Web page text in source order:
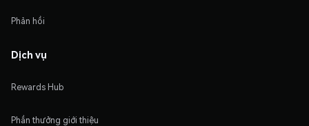
Phản hồi
Dịch vụ
Rewards Hub
Phần thưởng giới thiệu